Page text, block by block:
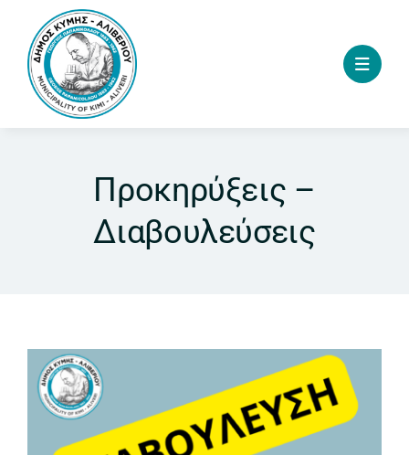
content
Προκηρύξεις –
Διαβουλεύσεις